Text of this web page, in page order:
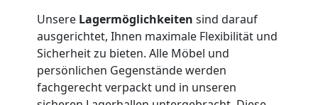
Unsere Lagermöglichkeiten sind darauf
ausgerichtet, Ihnen maximale Flexibilität und
Sicherheit zu bieten. Alle Möbel und
persönlichen Gegenstände werden
fachgerecht verpackt und in unseren
Full-
Service-
Umzug